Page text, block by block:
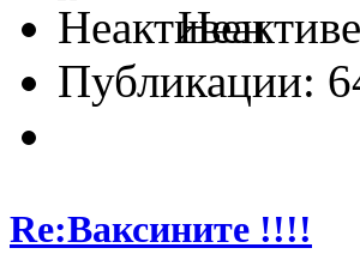
Публикации:
Re:Ваксините !!!!